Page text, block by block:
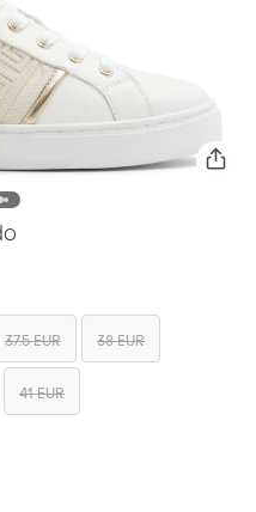
37.5 EUR 38 EUR
41 EUR